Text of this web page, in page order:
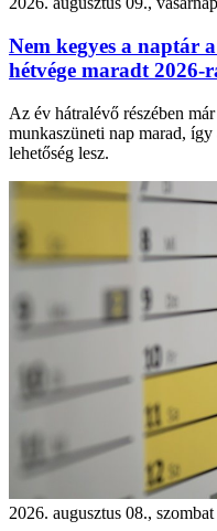
Nem kegyes a naptár
hétvége maradt 2026-
Az év hátralévő részében
munkaszüneti nap marad,
lehetőség lesz.
2026. augusztus 08., szombat